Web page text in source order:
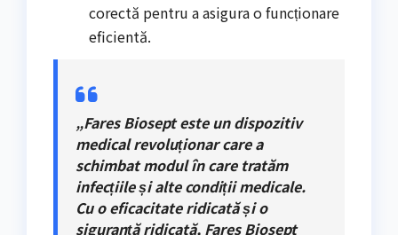
corectă pentru a asigura o funcționare
eficientă.
„Fares Biosept este un dispozitiv
medical revoluționar care a
schimbat modul în care tratăm
infecțiile și alte condiții medicale.
Cu o eficacitate ridicată și o
siguranță ridicată, Fares Biosept